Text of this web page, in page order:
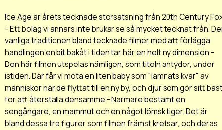
Ice Age är årets tecknade storsatsning från 20th Century
- Ett bolag vi annars inte brukar se så mycket tecknat från.
vanliga traditionen bland tecknade filmer med att förlägga
handlingen en bit bakåt i tiden tar här en helt ny dimension -
Den här filmen utspelas nämligen, som titeln antyder, under
istiden. Där får vi möta en liten baby som "lämnats kvar" av
människor när de flyttat till en ny by, och djur som gör sitt
för att återställa densamme - Närmare bestämt en
sengångare, en mammut och en något lömsk tiger. Det är
bland dessa tre figurer som filmen främst kretsar, och deras